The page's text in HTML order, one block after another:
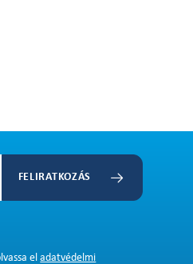
FELIRATKOZÁS
eladatvédelmi